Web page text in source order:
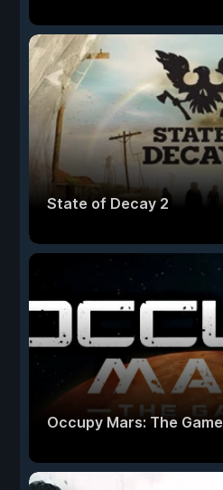
State of Decay 2
Occupy Mars: The Game